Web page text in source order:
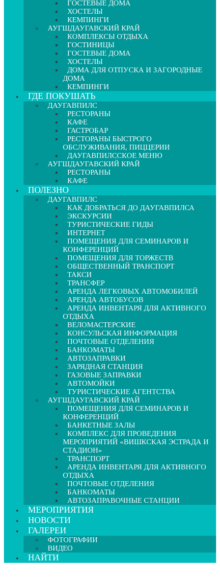
ГОСТЕВЫЕ ДОМА
ХОСТЕЛЫ
КЕМПИНГИ
АУГШДАУГАВСКИЙ КРАЙ
КОМПЛЕКСЫ ОТДЫХА
ГОСТИНИЦЫ
ГОСТЕВЫЕ ДОМА
ХОСТЕЛЫ
ДОМА ДЛЯ ОТПУСКА И ЗАГОРОДНЫЕ
ДОМА
КЕМПИНГИ
ГДЕ ПОКУШАТЬ
ДАУГАВПИЛС
РЕСТОРАНЫ
КАФЕ
ГАСТРОБАР
РЕСТОРАНЫ БЫСТРОГО
ОБСЛУЖИВАНИЯ, ПИЦЦЕРИИ
ДАУГАВПИЛССКОЕ МЕНЮ
АУГШДАУГАВСКИЙ КРАЙ
РЕСТОРАНЫ
КАФЕ
ПОЛЕЗНО
ДАУГАВПИЛС
КАК ДОБРАТЬСЯ ДО ДАУГАВПИЛСА
ЭКСКУРСИИ
ТУРИСТИЧЕСКИЕ ГИДЫ
ИНТЕРНЕТ
ПОМЕЩЕНИЯ ДЛЯ СЕМИНАРОВ И
КОНФЕРЕНЦИЙ
ПОМЕЩЕНИЯ ДЛЯ ТОРЖЕСТВ
ОБЩЕСТВЕННЫЙ ТРАНСПОРТ
ТАКСИ
ТРАНСФЕР
АРЕНДА ЛЕГКОВЫХ АВТОМОБИЛЕЙ
АРЕНДА АВТОБУСОВ
АРЕНДА ИНВЕНТАРЯ ДЛЯ АКТИВНОГО
ОТДЫХА
ВЕЛОМАСТЕРСКИЕ
КОНСУЛЬСКАЯ ИНФОРМАЦИЯ
ПОЧТОВЫЕ ОТДЕЛЕНИЯ
БАНКОМАТЫ
АВТОЗАПРАВКИ
ЗАРЯДНАЯ СТАНЦИЯ
ГАЗОВЫЕ ЗАПРАВКИ
АВТОМОЙКИ
ТУРИСТИЧЕСКИЕ АГЕНТСТВА
АУГШДАУГАВСКИЙ КРАЙ
ПОМЕЩЕНИЯ ДЛЯ СЕМИНАРОВ И
КОНФЕРЕНЦИЙ
БАНКЕТНЫЕ ЗАЛЫ
КОМПЛЕКС ДЛЯ ПРОВЕДЕНИЯ
МЕРОПРИЯТИЙ «ВИШКСКАЯ ЭСТРАДА И
СТАДИОН»
ТРАНСПОРТ
АРЕНДА ИНВЕНТАРЯ ДЛЯ АКТИВНОГО
ОТДЫХА
ПОЧТОВЫЕ ОТДЕЛЕНИЯ
БАНКОМАТЫ
АВТОЗАПРАВОЧНЫЕ СТАНЦИИ
МЕРОПРИЯТИЯ
НОВОСТИ
ГАЛЕРЕИ
ФОТОГРАФИИ
ВИДЕО
НАЙТИ